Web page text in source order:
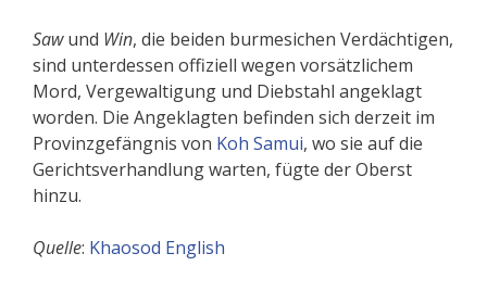
Sawund Win, die beiden burmesichen Verdächtigen,
sind unterdessen offiziell wegen vorsätzlichem
Mord, Vergewaltigung und Diebstahl angeklagt
worden. Die Angeklagten befinden sich derzeit im
Provinzgefängnis von Koh Samui, wo sie auf die
Gerichtsverhandlung warten, fügte der Oberst
hinzu.
Quelle: Khaosod English